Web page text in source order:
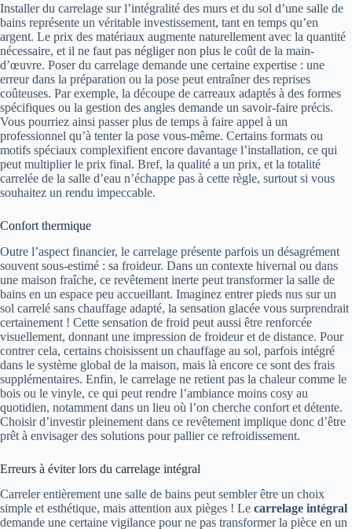
Installer du carrelage sur l’intégralité des murs et du sol d’une salle de
bains représente un véritable investissement, tant en temps qu’en
argent. Le prix des matériaux augmente naturellement avec la quantité
nécessaire, et il ne faut pas négliger non plus le coût de la main-
d’œuvre. Poser du carrelage demande une certaine expertise : une
erreur dans la préparation ou la pose peut entraîner des reprises
coûteuses. Par exemple, la découpe de carreaux adaptés à des formes
spécifiques ou la gestion des angles demande un savoir-faire précis.
Vous pourriez ainsi passer plus de temps à faire appel à un
professionnel qu’à tenter la pose vous-même. Certains formats ou
motifs spéciaux complexifient encore davantage l’installation, ce qui
peut multiplier le prix final. Bref, la qualité a un prix, et la totalité
carrelée de la salle d’eau n’échappe pas à cette règle, surtout si vous
souhaitez un rendu impeccable.
Confort thermique
Outre l’aspect financier, le carrelage présente parfois un désagrément
souvent sous-estimé : sa froideur. Dans un contexte hivernal ou dans
une maison fraîche, ce revêtement inerte peut transformer la salle de
bains en un espace peu accueillant. Imaginez entrer pieds nus sur un
sol carrelé sans chauffage adapté, la sensation glacée vous surprendrait
certainement ! Cette sensation de froid peut aussi être renforcée
visuellement, donnant une impression de froideur et de distance. Pour
contrer cela, certains choisissent un chauffage au sol, parfois intégré
dans le système global de la maison, mais là encore ce sont des frais
supplémentaires. Enfin, le carrelage ne retient pas la chaleur comme le
bois ou le vinyle, ce qui peut rendre l’ambiance moins cosy au
quotidien, notamment dans un lieu où l’on cherche confort et détente.
Choisir d’investir pleinement dans ce revêtement implique donc d’être
prêt à envisager des solutions pour pallier ce refroidissement.
Erreurs à éviter lors du carrelage intégral
Carreler entièrement une salle de bains peut sembler être un choix
simple et esthétique, mais attention aux pièges ! Le carrelage intégral
demande une certaine vigilance pour ne pas transformer la pièce en un